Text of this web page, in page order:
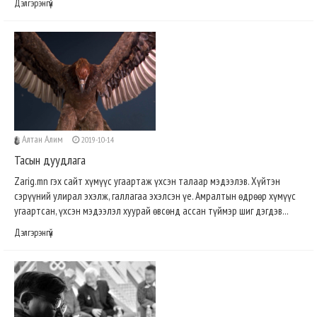
Дэлгэрэнгүй
Алтан Алим 2019-10-14
Тасын дуудлага
Zarig.mn гэх сайт хүмүүс угаартаж үхсэн талаар мэдээлэв. Хүйтэн
сэрүүний улирал эхэлж, галлагаа эхэлсэн үе. Амралтын өдрөөр хүмүүс
угаартсан, үхсэн мэдээлэл хуурай өвсөнд ассан түймэр шиг дэгдэв...
Дэлгэрэнгүй